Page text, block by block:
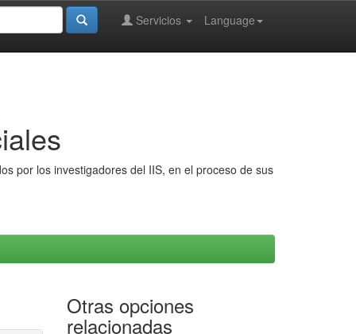
Language
Servicios
por los investigadores del IIS, en el proceso de sus
Otras opciones
relacionadas